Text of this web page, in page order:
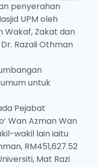
penyerahan
UPM oleh
Wakaf, Zakat dan
Razali Othman
untuk
Pejabat
Wan Azman Wan
wakil lain iaitu
RM451,627.52
Mat Razi